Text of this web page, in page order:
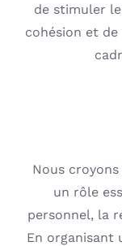
de stimuler
cohésion et
Nous
un rôle
personnel, la
En organisant